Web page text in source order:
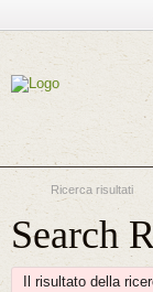
Ricerca risultati
Search
Il risultato della